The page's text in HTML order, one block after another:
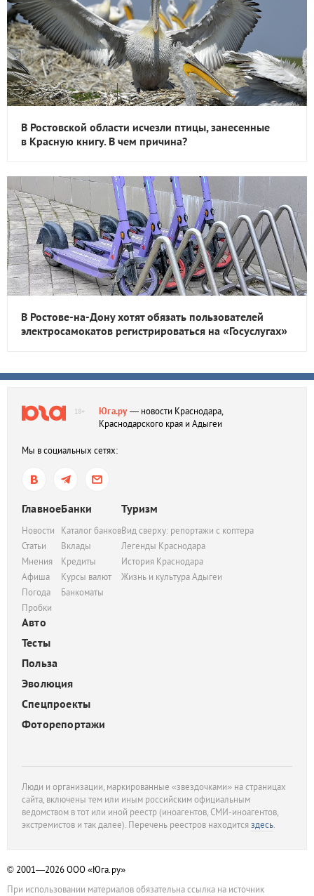
В Ростовской области исчезли птицы, занесенные
в Красную книгу. В чем причина?
В Ростове-на-Дону хотят обязать пользователей
электросамокатов регистрироваться на «Госуслугах»
18+ Юга.ру— новости Краснодара,
Краснодарского края и Адыгеи
Мы в социальных сетях:
Главное
Новости
Статьи
Мнения
Афиша
Погода
Пробки
Банки
Каталог банков
Вклады
Кредиты
Курсы валют
Банкоматы
Туризм
Вид сверху: репортажи с коптера
Легенды Краснодара
История Краснодара
Жизнь и культура Адыгеи
Авто
Тесты
Польза
Эволюция
Спецпроекты
Фоторепортажи
Люди и организации, маркированные «звездочками» на страницах
сайта, включены тем или иным российским официальным
ведомством в тот или иной реестр (иноагентов, СМИ-иноагентов,
экстремистов и так далее). Перечень реестров находитсяздесь.
© 2001—2026ООО «Юга.ру»
При использовании материалов обязательна ссылка на источник